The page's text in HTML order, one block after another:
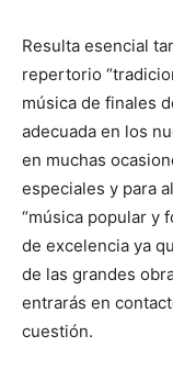
Resulta esencial
repertorio
música de finales
adecuada en los
en muchas
especiales y para
“música popular y
de excelencia ya
de las grandes
entrarás en
cuestión.